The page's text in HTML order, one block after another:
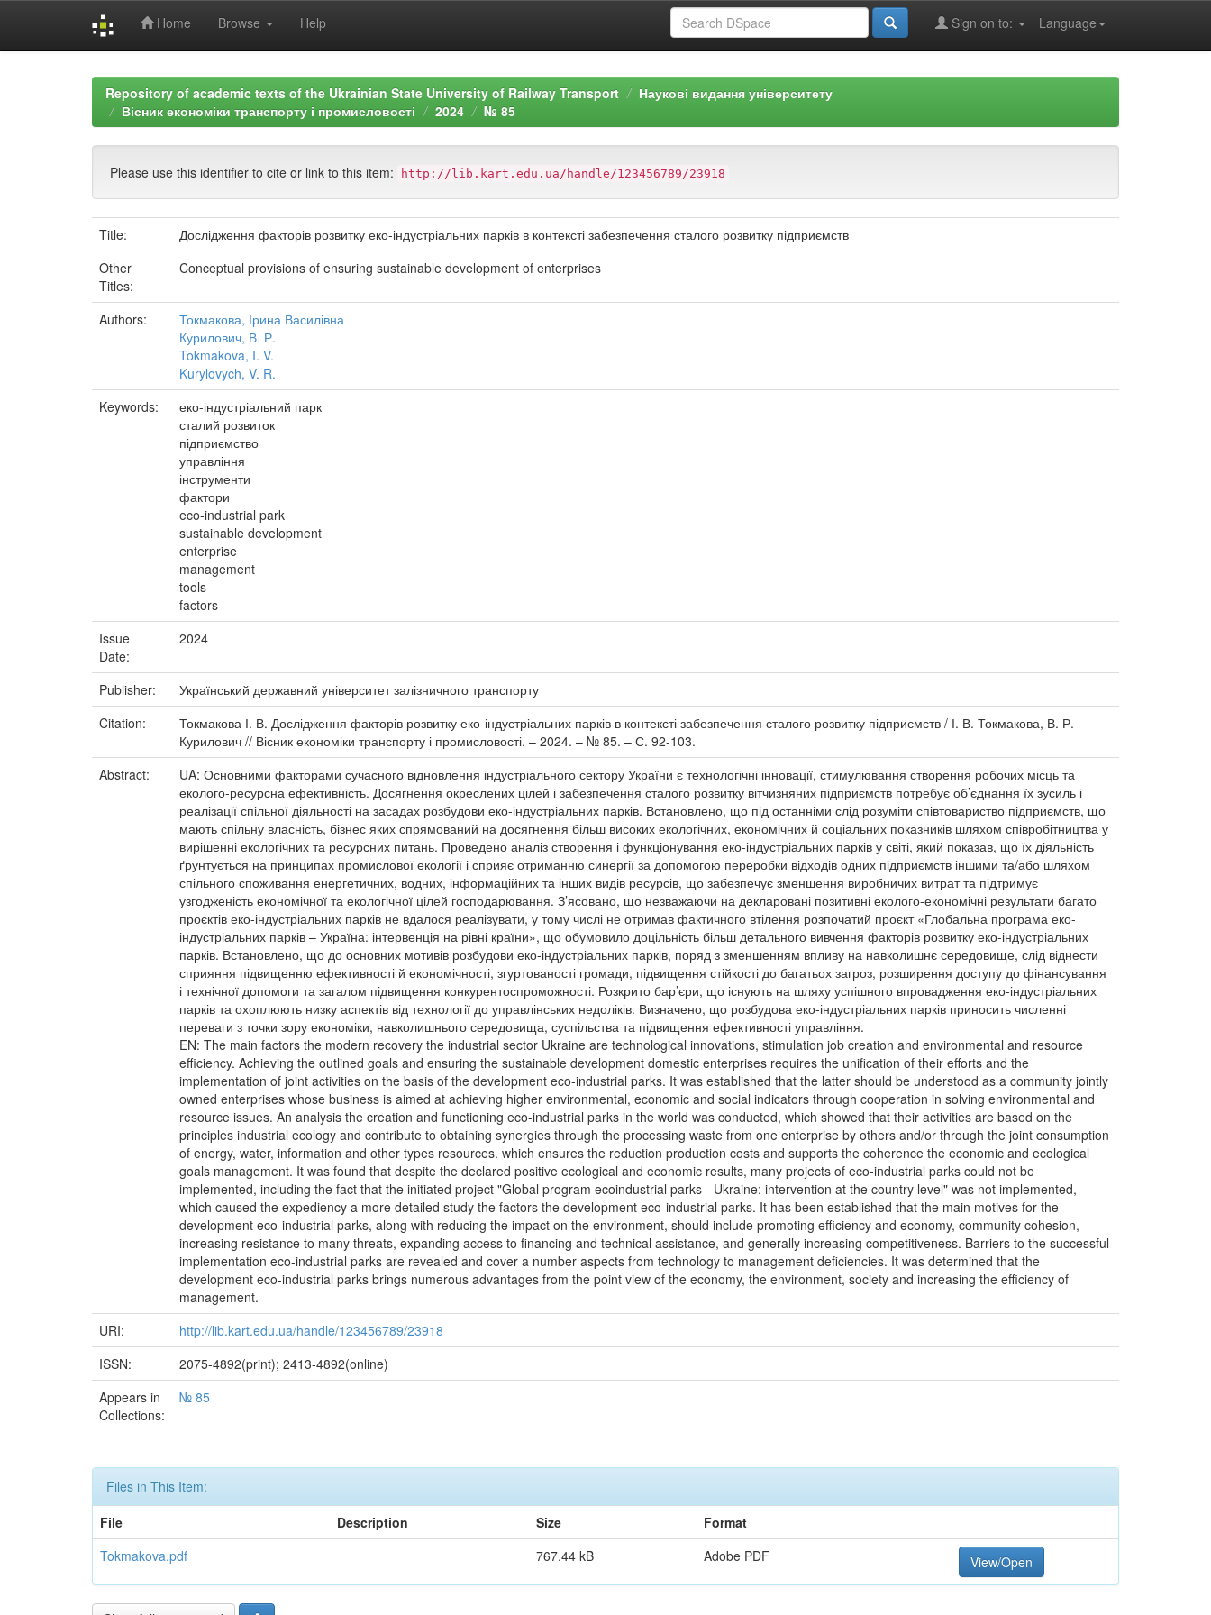
Home Browse Help Language
Sign on to:
Repository of academic texts of the Ukrainian State University of Railway Transport
Наукові видання університету
Вісник економіки транспорту і промисловості
2024 № 85
Please use this identifier to cite or link to this item: http://lib.kart.edu.ua/handle/123456789/23918
Title:
Дослідження факторів розвитку еко-індустріальних парків в контексті забезпечення сталого розвитку підприємств
Other
Titles:
Conceptual provisions of ensuring sustainable development of enterprises
Authors:
Токмакова, Ірина Василівна
Курилович, В. Р.
Tokmakova, I. V.
Kurylovych, V. R.
Keywords:
еко-індустріальний парк
сталий розвиток
підприємство
управління
інструменти
фактори
eco-industrial park
sustainable development
enterprise
management
tools
factors
Issue
Date:
2024
Publisher:
Український державний університет залізничного транспорту
Citation:
Токмакова І. В. Дослідження факторів розвитку еко-індустріальних парків в контексті забезпечення сталого розвитку підприємств / І. В. Токмакова, В. Р.
Курилович // Вісник економіки транспорту і промисловості. – 2024. – № 85. – С. 92-103.
Abstract:
UA: Основними факторами сучасного відновлення індустріального сектору України є технологічні інновації, стимулювання створення робочих місць та
еколого-ресурсна ефективність. Досягнення окреслених цілей і забезпечення сталого розвитку вітчизняних підприємств потребує об’єднання їх зусиль і
реалізації спільної діяльності на засадах розбудови еко-індустріальних парків. Встановлено, що під останніми слід розуміти співтовариство підприємств, що
мають спільну власність, бізнес яких спрямований на досягнення більш високих екологічних, економічних й соціальних показників шляхом співробітництва у
вирішенні екологічних та ресурсних питань. Проведено аналіз створення і функціонування еко-індустріальних парків у світі, який показав, що їх діяльність
ґрунтується на принципах промислової екології і сприяє отриманню синергії за допомогою переробки відходів одних підприємств іншими та/або шляхом
спільного споживання енергетичних, водних, інформаційних та інших видів ресурсів, що забезпечує зменшення виробничих витрат та підтримує
узгодженість економічної та екологічної цілей господарювання. З’ясовано, що незважаючи на декларовані позитивні еколого-економічні результати багато
проєктів еко-індустріальних парків не вдалося реалізувати, у тому числі не отримав фактичного втілення розпочатий проєкт «Глобальна програма еко-
індустріальних парків – Україна: інтервенція на рівні країни», що обумовило доцільність більш детального вивчення факторів розвитку еко-індустріальних
парків. Встановлено, що до основних мотивів розбудови еко-індустріальних парків, поряд з зменшенням впливу на навколишнє середовище, слід віднести
сприяння підвищенню ефективності й економічності, згуртованості громади, підвищення стійкості до багатьох загроз, розширення доступу до фінансування
і технічної допомоги та загалом підвищення конкурентоспроможності. Розкрито бар’єри, що існують на шляху успішного впровадження еко-індустріальних
парків та охоплюють низку аспектів від технології до управлінських недоліків. Визначено, що розбудова еко-індустріальних парків приносить численні
переваги з точки зору економіки, навколишнього середовища, суспільства та підвищення ефективності управління.
EN: The main factors the modern recovery the industrial sector Ukraine are technological innovations, stimulation job creation and environmental and resource
efficiency. Achieving the outlined goals and ensuring the sustainable development domestic enterprises requires the unification of their efforts and the
implementation of joint activities on the basis of the development eco-industrial parks. It was established that the latter should be understood as a community jointly
owned enterprises whose business is aimed at achieving higher environmental, economic and social indicators through cooperation in solving environmental and
resource issues. An analysis the creation and functioning eco-industrial parks in the world was conducted, which showed that their activities are based on the
principles industrial ecology and contribute to obtaining synergies through the processing waste from one enterprise by others and/or through the joint consumption
of energy, water, information and other types resources. which ensures the reduction production costs and supports the coherence the economic and ecological
goals management. It was found that despite the declared positive ecological and economic results, many projects of eco-industrial parks could not be
implemented, including the fact that the initiated project "Global program ecoindustrial parks - Ukraine: intervention at the country level" was not implemented,
which caused the expediency a more detailed study the factors the development eco-industrial parks. It has been established that the main motives for the
development eco-industrial parks, along with reducing the impact on the environment, should include promoting efficiency and economy, community cohesion,
increasing resistance to many threats, expanding access to financing and technical assistance, and generally increasing competitiveness. Barriers to the successful
implementation eco-industrial parks are revealed and cover a number aspects from technology to management deficiencies. It was determined that the
development eco-industrial parks brings numerous advantages from the point view of the economy, the environment, society and increasing the efficiency of
management.
URI:
http://lib.kart.edu.ua/handle/123456789/23918
ISSN:
2075-4892(print); 2413-4892(online)
Appears in
Collections:
№ 85
Files in This Item:
File
Description Size
Format
Tokmakova.pdf
767.44 kB Adobe PDF View/Open